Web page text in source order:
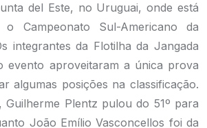
del Este, no Uruguai, onde está
o Campeonato Sul-Americano da
integrantes da Flotilha da Jangada
evento aproveitaram a única prova
algumas posições na classificação.
Guilherme Plentz pulou do 51º para
João Emílio Vasconcellos foi da